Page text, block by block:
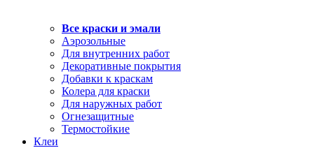
Все краски и эмали
Аэрозольные
Для внутренних работ
Декоративные покрытия
Добавки к краскам
Колера для краски
Для наружных работ
Огнезащитные
Термостойкие
Клеи